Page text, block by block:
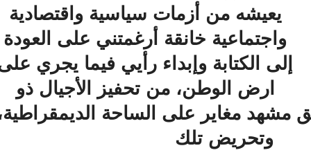
يعيشه من أزمات سياسية واقتصادية
واجتماعية خانقة أرغمتني على العودة
إلى الكتابة وإبداء رأيي فيما يجري على
ارض الوطن، من تحفيز الأجيال ذو
مشهد مغاير على الساحة الديمقراطية،
وتحريض تلك